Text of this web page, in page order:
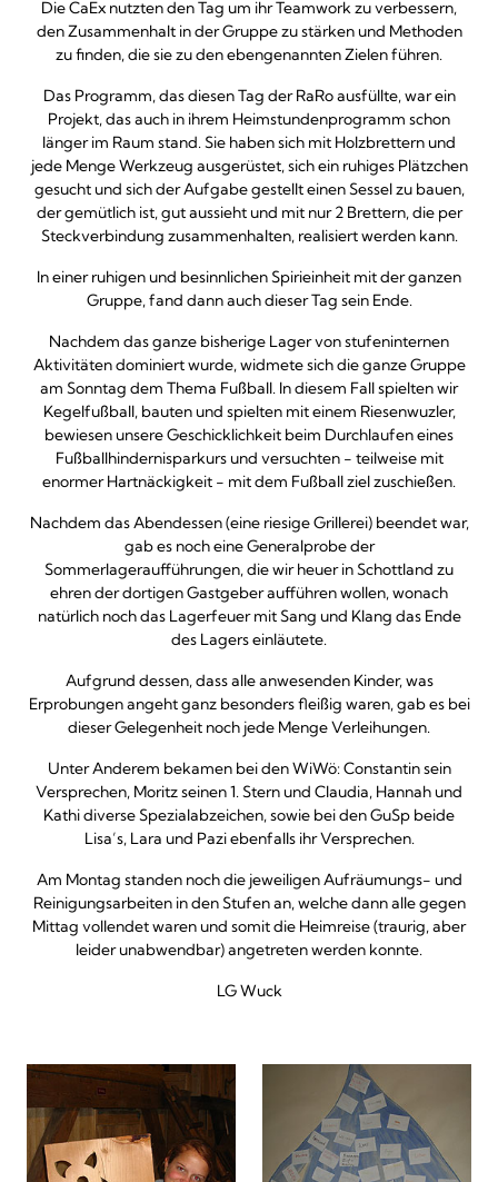
Die CaEx nutzten den Tag um ihr Teamwork zu verbessern,
den Zusammenhalt in der Gruppe zu stärken und Methoden
zu finden, die sie zu den ebengenannten Zielen führen.
Das Programm, das diesen Tag der RaRo ausfüllte, war ein
Projekt, das auch in ihrem Heimstundenprogramm schon
länger im Raum stand. Sie haben sich mit Holzbrettern und
jede Menge Werkzeug ausgerüstet, sich ein ruhiges Plätzchen
gesucht und sich der Aufgabe gestellt einen Sessel zu bauen,
der gemütlich ist, gut aussieht und mit nur 2 Brettern, die per
Steckverbindung zusammenhalten, realisiert werden kann.
In einer ruhigen und besinnlichen Spirieinheit mit der ganzen
Gruppe, fand dann auch dieser Tag sein Ende.
Nachdem das ganze bisherige Lager von stufeninternen
Aktivitäten dominiert wurde, widmete sich die ganze Gruppe
am Sonntag dem Thema Fußball. In diesem Fall spielten wir
Kegelfußball, bauten und spielten mit einem Riesenwuzler,
bewiesen unsere Geschicklichkeit beim Durchlaufen eines
Fußballhindernisparkurs und versuchten - teilweise mit
enormer Hartnäckigkeit - mit dem Fußball ziel zuschießen.
Nachdem das Abendessen (eine riesige Grillerei) beendet war,
gab es noch eine Generalprobe der
Sommerlageraufführungen, die wir heuer in Schottland zu
ehren der dortigen Gastgeber aufführen wollen, wonach
natürlich noch das Lagerfeuer mit Sang und Klang das Ende
des Lagers einläutete.
Aufgrund dessen, dass alle anwesenden Kinder, was
Erprobungen angeht ganz besonders fleißig waren, gab es bei
dieser Gelegenheit noch jede Menge Verleihungen.
Unter Anderem bekamen bei den WiWö: Constantin sein
Versprechen, Moritz seinen 1. Stern und Claudia, Hannah und
Kathi diverse Spezialabzeichen, sowie bei den GuSp beide
Lisa’s, Lara und Pazi ebenfalls ihr Versprechen.
Am Montag standen noch die jeweiligen Aufräumungs- und
Reinigungsarbeiten in den Stufen an, welche dann alle gegen
Mittag vollendet waren und somit die Heimreise (traurig, aber
leider unabwendbar) angetreten werden konnte.
LG Wuck